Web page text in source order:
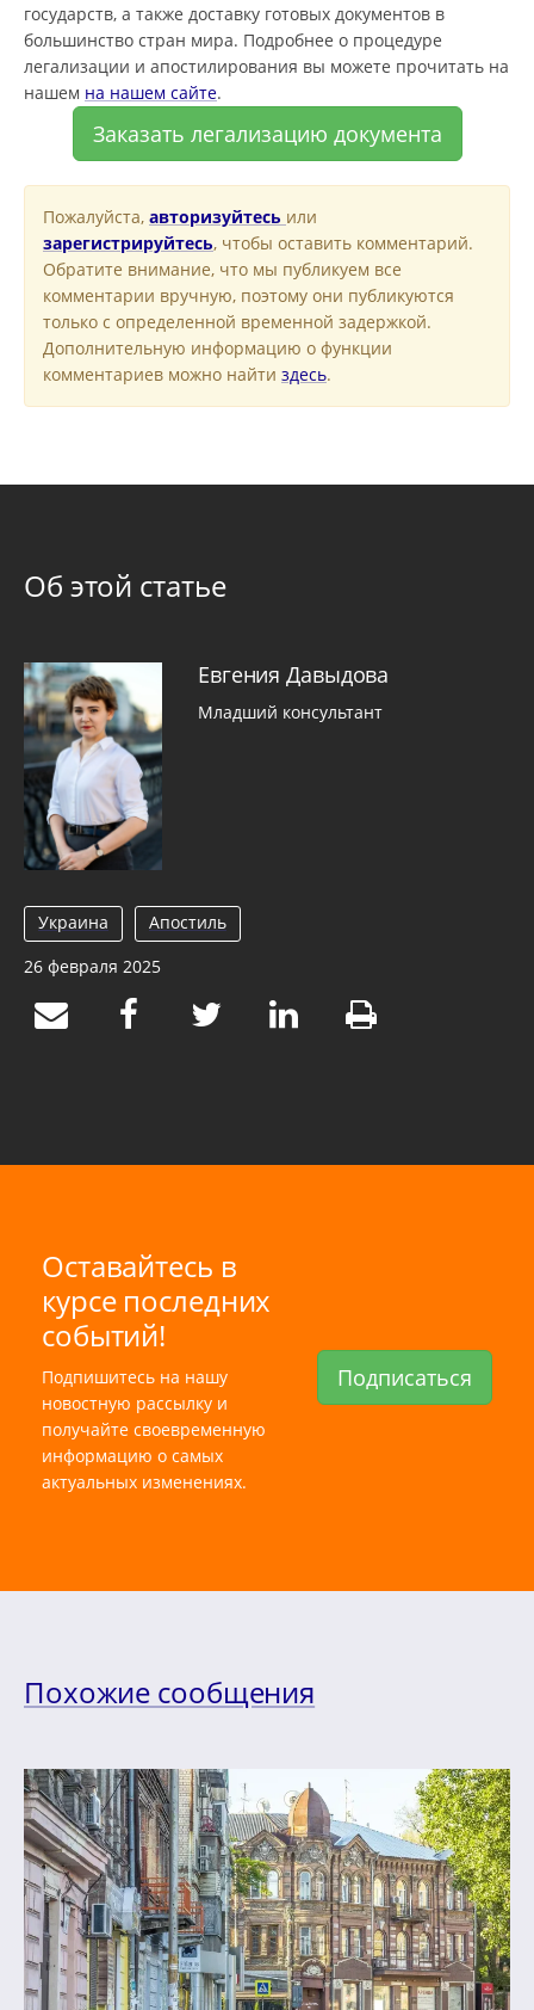
государств, а также доставку готовых документов в
большинство стран мира. Подробнее о процедуре
легализации и апостилирования вы можете прочитать на
нашем на нашем сайте.
Заказать легализацию документа
Пожалуйста, авторизуйтесь или
зарегистрируйтесь, чтобы оставить комментарий.
Обратите внимание, что мы публикуем все
комментарии вручную, поэтому они публикуются
только с определенной временной задержкой.
Дополнительную информацию о функции
комментариев можно найти здесь.
Об этой статье
Евгения Давыдова
Младший консультант
Украина
Апостиль
26 февраля 2025
Оставайтесь в
курсе последних
событий!
Подпишитесь на нашу
новостную рассылку и
получайте своевременную
информацию о самых
актуальных изменениях.
Подписаться
Похожие сообщения